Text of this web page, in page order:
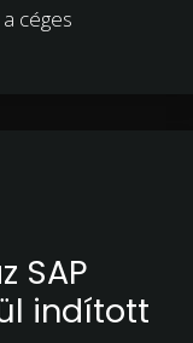
céges
SAP
indított